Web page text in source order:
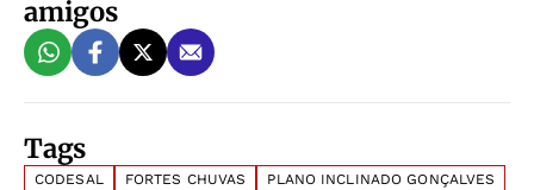
amigos
Tags
CODESAL FORTES CHUVAS PLANO INCLINADO GONÇALVES